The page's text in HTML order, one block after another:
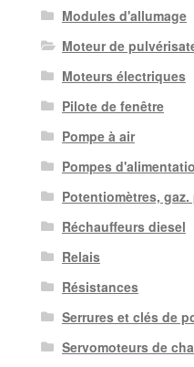
Modules d'allumage
Moteur de
Moteurs électriques
Pilote de fenêtre
Pompe à air
Pompes
Potentiomètres, gaz.
Réchauffeurs diesel
Relais
Résistances
Serrures et clés de
Servomoteurs de